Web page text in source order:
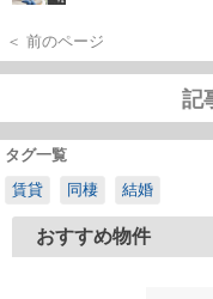
＜ 前のページ
記
タグ一覧
賃貸
同棲 結婚
おすすめ物件